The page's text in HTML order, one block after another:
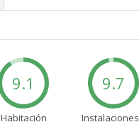
9.1
Habitación
9.7